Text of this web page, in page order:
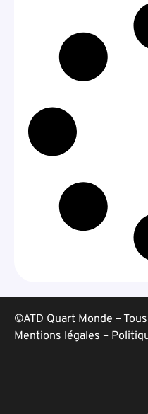
©ATD Quart Monde –
Mentions légales –